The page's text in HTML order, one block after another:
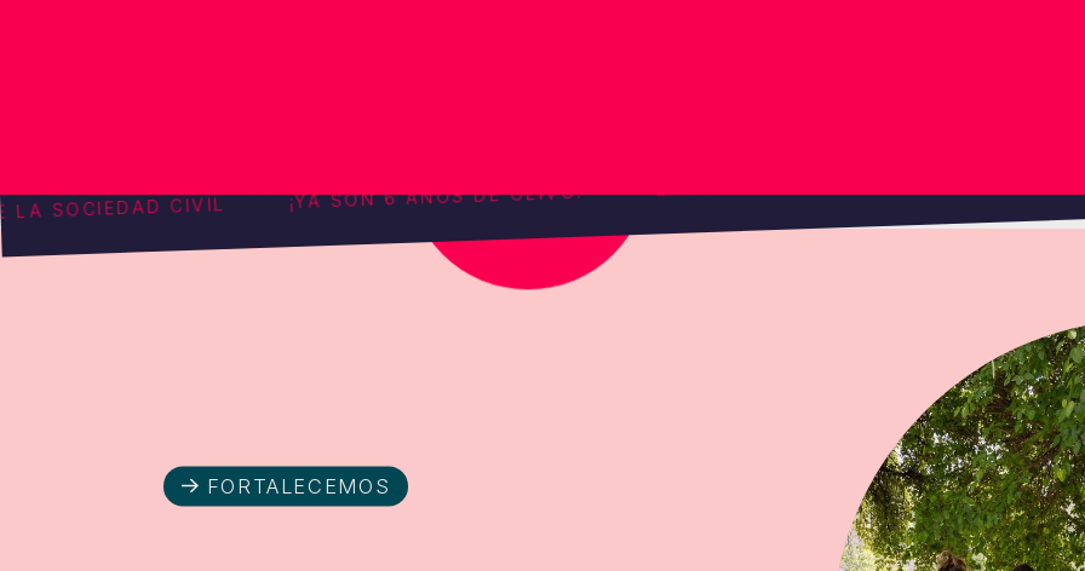
DE LA SOCIEDAD CIVIL ¡YA SON 6 AÑOS DE OLIVO!
FORTALECEMOS